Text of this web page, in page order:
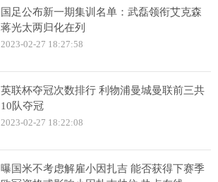
国足公布新一期集训名单：武磊领衔艾克森
蒋光太两归化在列
2023-02-27 18:27:58
英联杯夺冠次数排行 利物浦曼城曼联前三共
10队夺冠
2023-02-27 18:22:08
曝国米不考虑解雇小因扎吉 能否获得下赛季